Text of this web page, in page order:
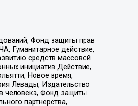
Фонд защиты прав
Гуманитарное действие,
средств массовой
инициатив Действие,
Новое время,
Левады, Издательство
человека, Фонд защиты
партнерства,